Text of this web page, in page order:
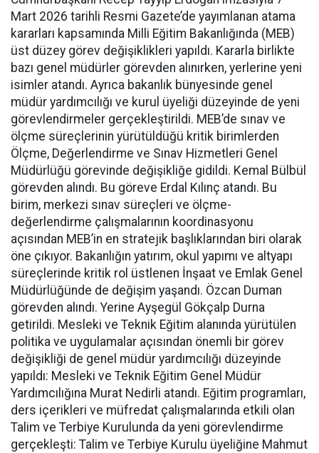
Mart 2026 tarihli Resmi Gazete’de yayımlanan atama
kararları kapsamında Milli Eğitim Bakanlığında (MEB)
üst düzey görev değişiklikleri yapıldı. Kararla birlikte
bazı genel müdürler görevden alınırken, yerlerine yeni
isimler atandı. Ayrıca bakanlık bünyesinde genel
müdür yardımcılığı ve kurul üyeliği düzeyinde de yeni
görevlendirmeler gerçekleştirildi. MEB’de sınav ve
ölçme süreçlerinin yürütüldüğü kritik birimlerden
Ölçme, Değerlendirme ve Sınav Hizmetleri Genel
Müdürlüğü görevinde değişikliğe gidildi. Kemal Bülbül
görevden alındı. Bu göreve Erdal Kılınç atandı. Bu
birim, merkezi sınav süreçleri ve ölçme-
değerlendirme çalışmalarının koordinasyonu
açısından MEB’in en stratejik başlıklarından biri olarak
öne çıkıyor. Bakanlığın yatırım, okul yapımı ve altyapı
süreçlerinde kritik rol üstlenen İnşaat ve Emlak Genel
Müdürlüğünde de değişim yaşandı. Özcan Duman
görevden alındı. Yerine Ayşegül Gökçalp Durna
getirildi. Mesleki ve Teknik Eğitim alanında yürütülen
politika ve uygulamalar açısından önemli bir görev
değişikliği de genel müdür yardımcılığı düzeyinde
yapıldı: Mesleki ve Teknik Eğitim Genel Müdür
Yardımcılığına Murat Nedirli atandı. Eğitim programları,
ders içerikleri ve müfredat çalışmalarında etkili olan
Talim ve Terbiye Kurulunda da yeni görevlendirme
gerçekleşti: Talim ve Terbiye Kurulu üyeliğine Mahmut